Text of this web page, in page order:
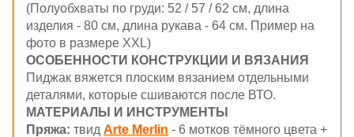
(Полуобхваты по груди: 52 / 57 / 62 см, длина
изделия - 80 см, длина рукава - 64 см. Пример на
фото в размере XXL)
ОСОБЕННОСТИ КОНСТРУКЦИИ И ВЯЗАНИЯ
Пиджак вяжется плоским вязанием отдельными
деталями, которые сшиваются после ВТО.
МАТЕРИАЛЫ И ИНСТРУМЕНТЫ
Пряжа: твид Arte Merlin - 6 мотков тёмного цвета +